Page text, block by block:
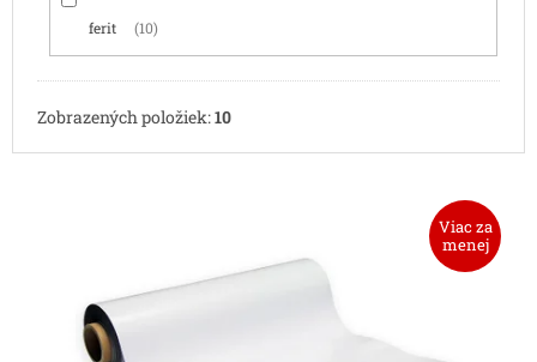
ferit 10
Zobrazených položiek:10
Viac za
menej